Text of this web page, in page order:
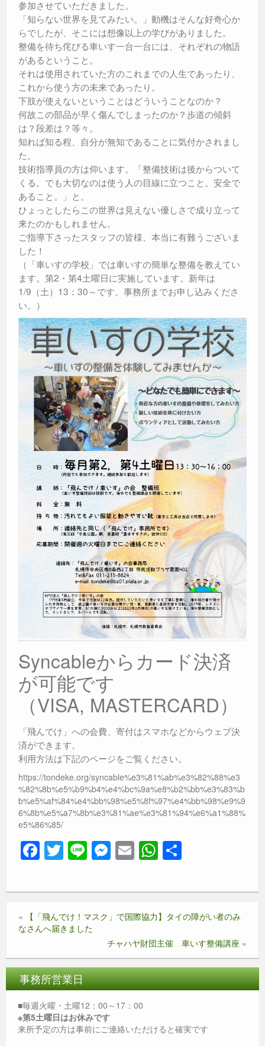
参加させていただきました。
「知らない世界を見てみたい。」動機はそんな好奇心か
らでしたが、そこには想像以上の学びがありました。
整備を待ち侘びる車いす一台一台には、それぞれの物語
があるということ。
それは使用されていた方のこれまでの人生であったり、
これから使う方の未来であったり。
下肢が使えないということはどういうことなのか？
何故この部品が早く傷んでしまったのか？歩道の傾斜
は？段差は？等々。
知れば知る程、自分が無知であることに気付かされまし
た。
技術指導員の方は仰います。「整備技術は後からついて
くる。でも大切なのは使う人の目線に立つこと。安全で
あること。」と。
ひょっとしたらこの世界は見えない優しさで成り立って
来たのかもしれません。
ご指導下さったスタッフの皆様、本当に有難うございま
した！
（「車いすの学校」では車いすの簡単な整備を教えてい
ます。第2・第4土曜日に実施しています。新年は
1/9（土）13：30～です。事務所までお申し込みくださ
い。）
Syncableからカード決済
が可能です
（VISA, MASTERCARD）
「飛んでけ」への会費、寄付はスマホなどからウェブ決
済ができます。
利用方法は下記のページをご覧ください。
https://tondeke.org/syncable%e3%81%ab%e3%82%88%e3
%82%8b%e5%b9%b4%e4%bc%9a%e8%b2%bb%e3%83%b
b%e5%af%84%e4%bb%98%e5%8f%97%e4%bb%98%e9%9
6%8b%e5%a7%8b%e3%81%ae%e3%81%94%e6%a1%88%
e5%86%85/
F
a
c
e
b
o
k
T
wi
tt
er
Li
n
e
M
e
ss
e
n
g
er
E
m
ail
W
h
at
s
A
p
p
«
【「飛んでけ！マスク」で国際協力】タイの障がい者のみ
なさんへ届きました
チャハヤ財団主催 車いす整備講座 »
事務所営業日
■毎週火曜・土曜12：00～17：00
※第5土曜日はお休みです
来所予定の方は事前にご連絡いただけると確実です